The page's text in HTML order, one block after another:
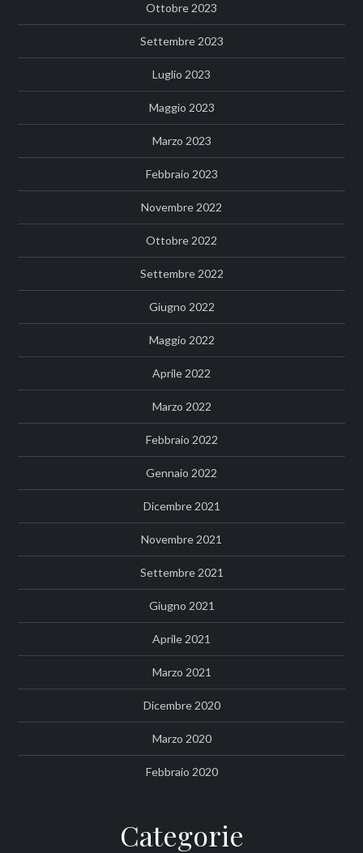
Ottobre 2023
Settembre 2023
Luglio 2023
Maggio 2023
Marzo 2023
Febbraio 2023
Novembre 2022
Ottobre 2022
Settembre 2022
Giugno 2022
Maggio 2022
Aprile 2022
Marzo 2022
Febbraio 2022
Gennaio 2022
Dicembre 2021
Novembre 2021
Settembre 2021
Giugno 2021
Aprile 2021
Marzo 2021
Dicembre 2020
Marzo 2020
Febbraio 2020
Categorie